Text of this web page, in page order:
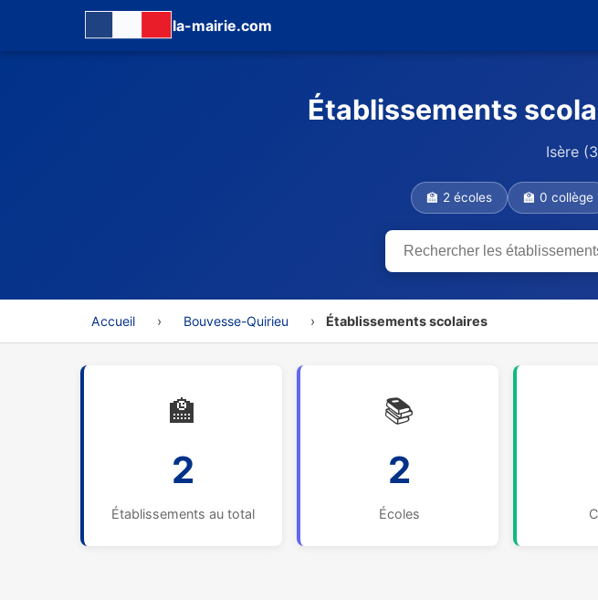
la-mairie.com
Établissements
Isère
🏫 2 écoles 🏫 0 collège
Accueil › Bouvesse-Quirieu › Établissements scolaires
🏫
2
Établissements au total
📚
2
Écoles